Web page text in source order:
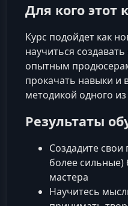
Для кого этот
Курс подойдет как
научиться
опытным
прокачать навыки и
методикой одного
Результаты
Создадите
более сильные)
мастера
Научитесь